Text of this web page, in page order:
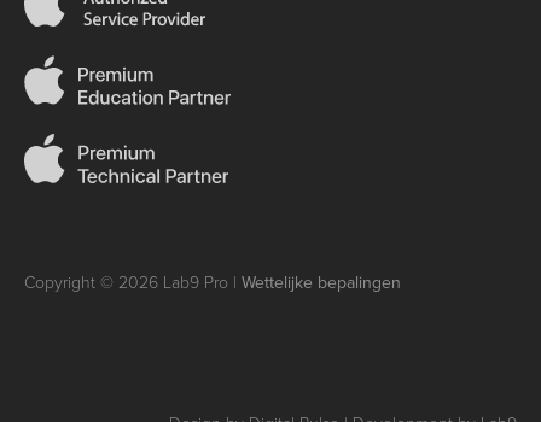
Copyright © 2026 Lab9 Pro | Wettelijke bepalingen